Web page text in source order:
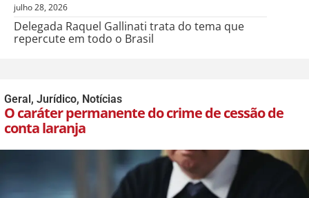
julho 28, 2026
Delegada Raquel Gallinati trata do tema que
repercute em todo o Brasil
Geral , Jurídico, Notícias
O caráter permanente do crime de cessão de
conta laranja